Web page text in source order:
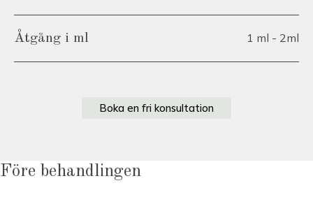
Åtgång i ml 1 ml - 2ml
Boka en fri konsultation
Före behandlingen